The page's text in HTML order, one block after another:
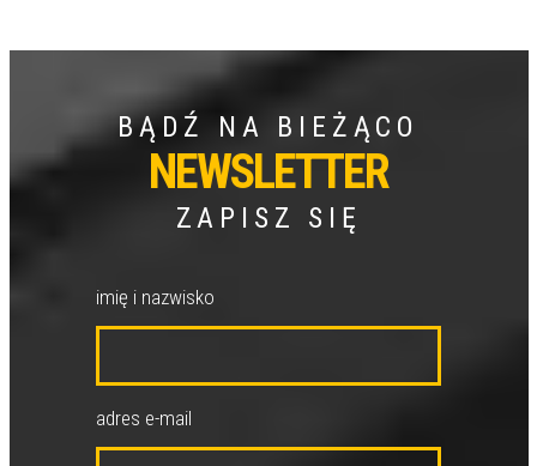
BĄDŹ NA BIEŻĄCO
NEWSLETTER
ZAPISZ SIĘ
imię i nazwisko
adres e-mail